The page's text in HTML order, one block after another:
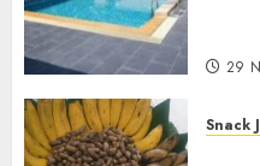
29
Snack